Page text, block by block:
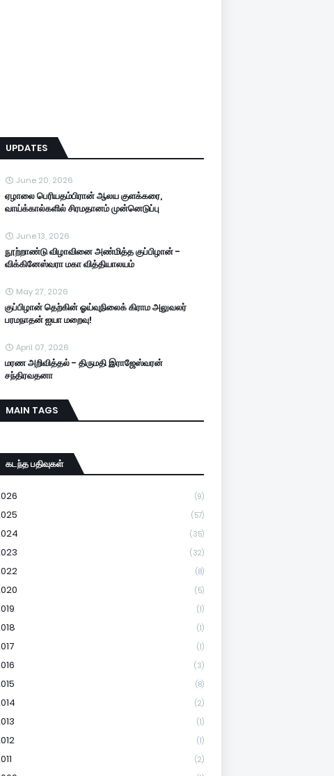
UPDATES
June 20, 2026
ஏழாலை பெரியதம்பிரான் ஆலய குளக்கரை,
வாய்க்கால்களில் சிரமதானம் முன்னெடுப்பு
June 13, 2026
நூற்றாண்டு விழாவினை அண்மித்த குப்பிழான் -
விக்கினேஸ்வரா மகா வித்தியாலயம்
May 27, 2026
குப்பிழான் தெற்கின் ஓய்வுநிலைக் கிராம அலுவலர்
பரமநாதன் ஐயா மறைவு!
April 07, 2026
மரண அறிவித்தல் - திருமதி இராஜேஸ்வரன்
சந்திரவதனா
MAIN TAGS
கடந்த பதிவுகள்
(9)
(57)
(35)
(32)
(8)
(5)
(1)
(1)
(1)
(3)
(8)
(2)
(1)
(1)
(2)